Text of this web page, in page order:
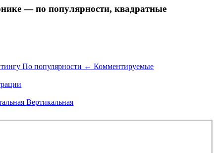
— по популярности, квадратные
По популярности ← Комментируемые
Вертикальная